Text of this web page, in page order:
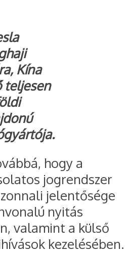
Kína
teljesen
hogy a
jogrendszer
jelentősége
nyitás
valamint a külső
kezelésében.